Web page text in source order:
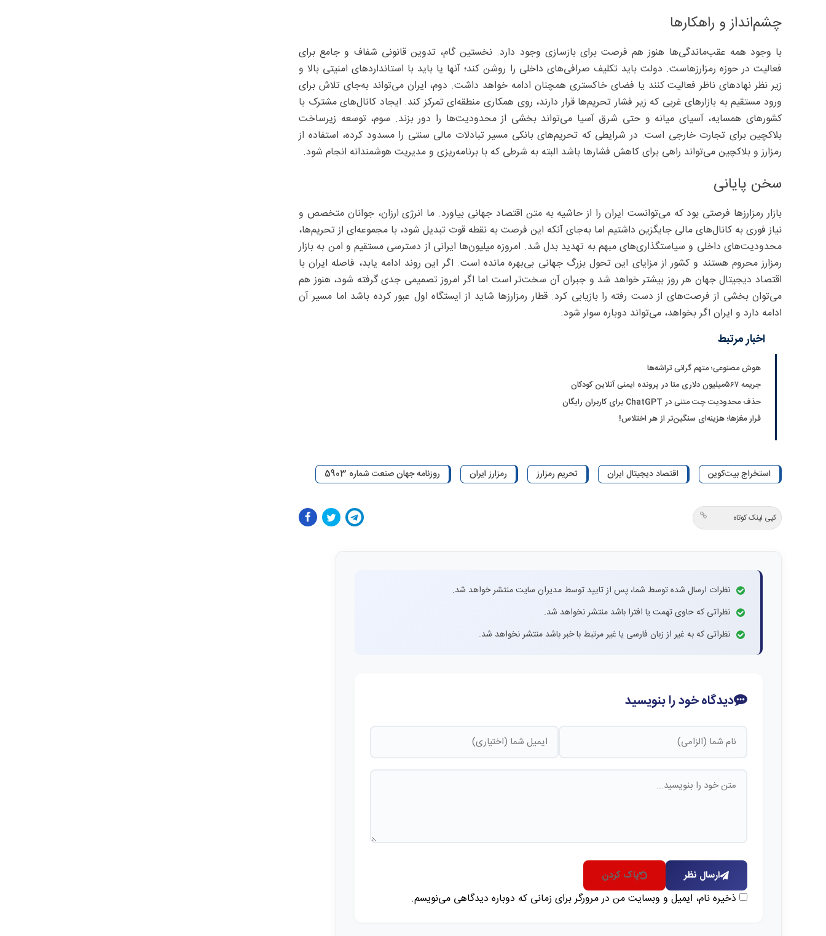
چشم‌انداز و راهکارها
با وجود همه عقب‌ماندگی‌ها هنوز هم فرصت برای بازسازی وجود دارد. نخستین گام، تدوین قانونی شفاف و جامع برای
فعالیت در حوزه رمزارزهاست. دولت باید تکلیف صرافی‌های داخلی را روشن کند؛ آنها یا باید با استانداردهای امنیتی بالا و
زیر نظر نهادهای ناظر فعالیت کنند یا فضای خاکستری همچنان ادامه خواهد داشت. دوم، ایران می‌تواند به‌جای تلاش برای
ورود مستقیم به بازارهای غربی که زیر فشار تحریم‌ها قرار دارند، روی همکاری منطقه‌ای تمرکز کند. ایجاد کانال‌های مشترک با
کشورهای همسایه، آسیای میانه و حتی شرق آسیا می‌تواند بخشی از محدودیت‌ها را دور بزند. سوم، توسعه زیرساخت
بلاکچین برای تجارت خارجی است. در شرایطی که تحریم‌های بانکی مسیر تبادلات مالی سنتی را مسدود کرده، استفاده از
رمزارز و بلاکچین می‌تواند راهی برای کاهش فشارها باشد البته به شرطی که با برنامه‌ریزی و مدیریت هوشمندانه انجام شود.
سخن پایانی
بازار رمزارزها فرصتی بود که می‌توانست ایران را از حاشیه به متن اقتصاد جهانی بیاورد. ما انرژی ارزان، جوانان متخصص و
نیاز فوری به کانال‌های مالی جایگزین داشتیم اما به‌جای آنکه این فرصت به نقطه قوت تبدیل شود، با مجموعه‌ای از تحریم‌ها،
محدودیت‌های داخلی و سیاستگذاری‌های مبهم به تهدید بدل شد. امروزه میلیون‌ها ایرانی از دسترسی مستقیم و امن به بازار
رمزارز محروم‌ هستند و کشور از مزایای این تحول بزرگ جهانی بی‌بهره مانده است. اگر این روند ادامه یابد، فاصله ایران با
اقتصاد دیجیتال جهان هر روز بیشتر خواهد شد و جبران آن سخت‌تر است اما اگر امروز تصمیمی جدی گرفته شود، هنوز هم
می‌توان بخشی از فرصت‌های از دست رفته را بازیابی کرد. قطار رمزارزها شاید از ایستگاه اول عبور کرده باشد اما مسیر آن
ادامه دارد و ایران اگر بخواهد، می‌تواند دوباره سوار شود.
اخبار مرتبط
هوش مصنوعی؛ متهم گرانی تراشه‌ها
جریمه ۵۶۷‌میلیون دلاری متا در پرونده ایمنی آنلاین کودکان
حذف محدودیت چت متنی در ChatGPT برای کاربران رایگان
فرار مغزها؛ هزینه‌ای سنگین‌تر از هر اختلاس!
استخراج بیت‌کوین اقتصاد دیجیتال ایران تحریم رمزارز رمزارز ایران روزنامه جهان صنعت شماره 5903
کپی لینک کوتاه
نظرات ارسال شده توسط شما، پس از تایید توسط مدیران سایت منتشر خواهد شد.
نظراتی که حاوی تهمت یا افترا باشد منتشر نخواهد شد.
نظراتی که به غیر از زبان فارسی یا غیر مرتبط با خبر باشد منتشر نخواهد شد.
دیدگاه خود را بنویسید
ارسال نظر پاک کردن
ذخیره نام، ایمیل و وبسایت من در مرورگر برای زمانی که دوباره دیدگاهی می‌نویسم.